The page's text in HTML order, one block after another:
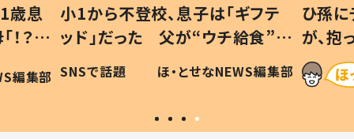
歳息
？」
編集部
小1から不登校、息子は「ギフテ
ッド」だった 父が“ウチ給食”を
作り続ける理由とは #令和の親
#令和の子
SNSで話題 ほ・とせなNEWS編集部
ひ孫
が、
「涙が
い」